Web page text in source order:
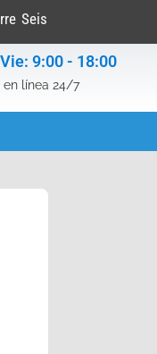
Seis
9:00 - 18:00
en línea 24/7